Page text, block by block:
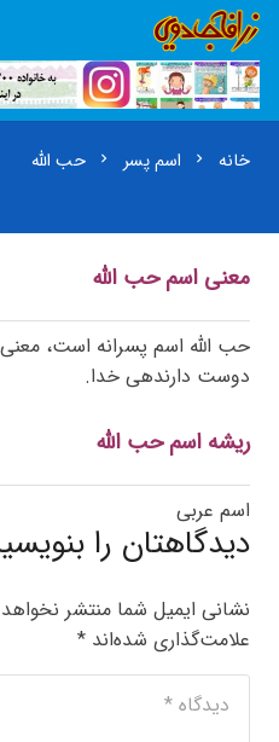
خانه chevron_right اسم پسر chevron_right حب الله
معنی اسم حب الله
حب الله اسم پسرانه است،
دوست دارندهی خدا.
ریشه اسم حب الله
اسم عربی
دیدگاهتان را
نشانی ایمیل شما منتشر
علامت‌گذاری شده‌اند *